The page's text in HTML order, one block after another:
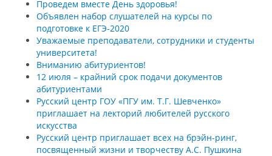
Проведем вместе День здоровья!
Объявлен набор слушателей на курсы по
подготовке к ЕГЭ-2020
Уважаемые преподаватели, сотрудники и студенты
университета!
Вниманию абитуриентов!
12 июля – крайний срок подачи документов
абитуриентами
Русский центр ГОУ «ПГУ им. Т.Г. Шевченко»
приглашает на лекторий любителей русского
искусства
Русский центр приглашает всех на брэйн-ринг,
посвященный жизни и творчеству А.С. Пушкина